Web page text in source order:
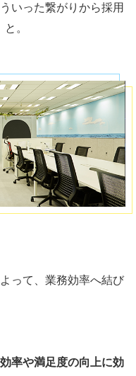
いった繋がりから採用
。
って、業務効率へ結び
率や満足度の向上に効